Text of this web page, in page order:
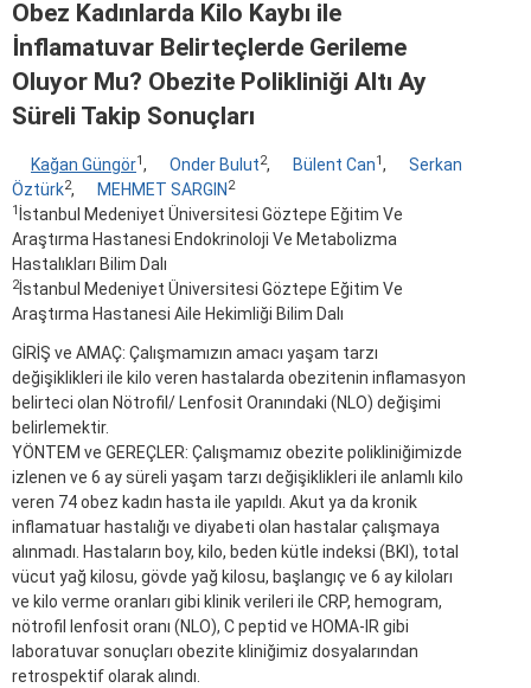
Obez Kadınlarda Kilo Kaybı ile
İnflamatuvar Belirteçlerde Gerileme
Oluyor Mu? Obezite Polikliniği Altı Ay
Süreli Takip Sonuçları
Kağan Güngör1, Onder Bulut2, Bülent Can1,
Serkan
Öztürk2, MEHMET SARGIN 2
1 İstanbul Medeniyet Üniversitesi Göztepe Eğitim Ve
Araştırma Hastanesi Endokrinoloji Ve Metabolizma
Hastalıkları Bilim Dalı
2İstanbul Medeniyet Üniversitesi Göztepe Eğitim Ve
Araştırma Hastanesi Aile Hekimliği Bilim Dalı
GİRİŞ ve AMAÇ: Çalışmamızın amacı yaşam tarzı
değişiklikleri ile kilo veren hastalarda obezitenin inflamasyon
belirteci olan Nötrofil/ Lenfosit Oranındaki (NLO) değişimi
belirlemektir.
YÖNTEM ve GEREÇLER: Çalışmamız obezite polikliniğimizde
izlenen ve 6 ay süreli yaşam tarzı değişiklikleri ile anlamlı kilo
veren 74 obez kadın hasta ile yapıldı. Akut ya da kronik
inflamatuar hastalığı ve diyabeti olan hastalar çalışmaya
alınmadı. Hastaların boy, kilo, beden kütle indeksi (BKI), total
vücut yağ kilosu, gövde yağ kilosu, başlangıç ve 6 ay kiloları
ve kilo verme oranları gibi klinik verileri ile CRP, hemogram,
nötrofil lenfosit oranı (NLO), C peptid ve HOMA-IR gibi
laboratuvar sonuçları obezite kliniğimiz dosyalarından
retrospektif olarak alındı.